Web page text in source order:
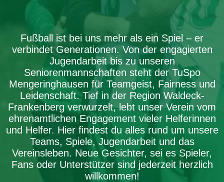
Fußball ist bei uns mehr als ein Spiel – er
verbindet Generationen. Von der engagierten
Jugendarbeit bis zu unseren
Seniorenmannschaften steht der TuSpo
Mengeringhausen für Teamgeist, Fairness und
Leidenschaft. Tief in der Region Waldeck-
Frankenberg verwurzelt, lebt unser Verein vom
ehrenamtlichen Engagement vieler Helferinnen
und Helfer. Hier findest du alles rund um unsere
Teams, Spiele, Jugendarbeit und das
Vereinsleben. Neue Gesichter, sei es Spieler,
Fans oder Unterstützer sind jederzeit herzlich
willkommen!